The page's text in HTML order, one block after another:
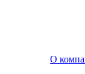
О